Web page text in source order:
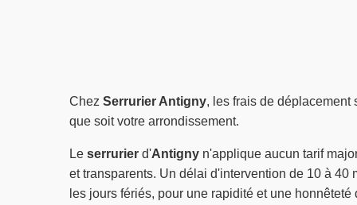
Chez Serrurier Antigny, les frais de déplacement
que soit votre arrondissement.
Le serrurier d'Antigny n'applique aucun tarif
et transparents. Un délai d'intervention de 10 à 40
les jours fériés, pour une rapidité et une